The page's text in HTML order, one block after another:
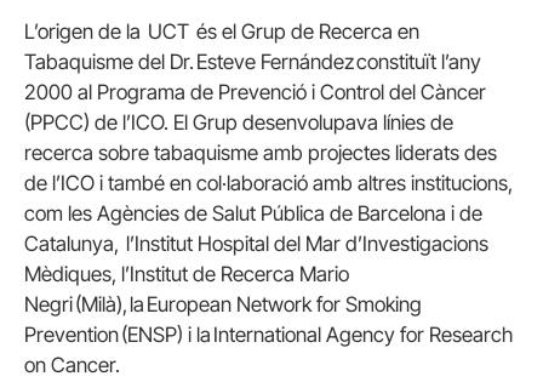
L’origen de la UCT és el Grup de Recerca en
Tabaquisme del Dr. Esteve Fernández constituït l’any
2000 al Programa de Prevenció i Control del Càncer
(PPCC) de l’ICO. El Grup desenvolupava línies de
recerca sobre tabaquisme amb projectes liderats des
de l’ICO i també en col·laboració amb altres institucions,
com les Agències de Salut Pública de Barcelona i de
Catalunya, l’Institut Hospital del Mar d’Investigacions
Mèdiques, l’Institut de Recerca Mario
Negri (Milà), la European Network for Smoking
Prevention (ENSP) i la International Agency for Research
on Cancer.